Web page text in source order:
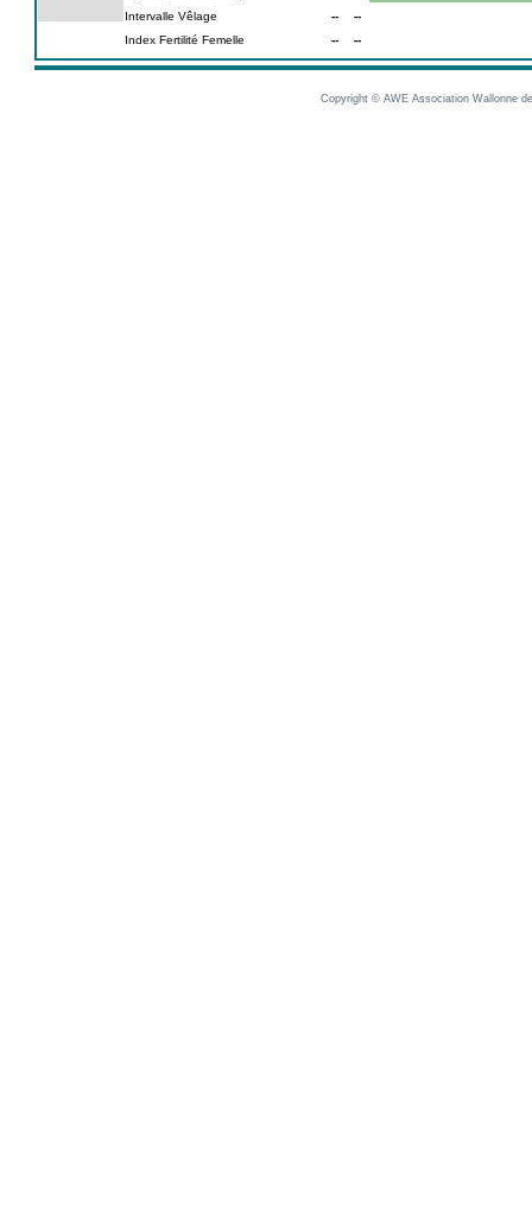
Intervalle Vêlage
--
--
Index Fertilité Femelle
-- --
Copyright © AWE Association Wallonne